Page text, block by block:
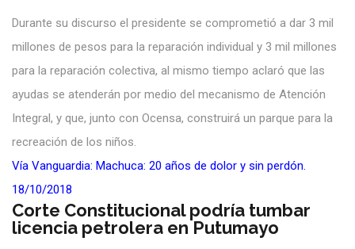
Durante su discurso el presidente se comprometió a dar 3 mil
millones de pesos para la reparación individual y 3 mil millones
para la reparación colectiva, al mismo tiempo aclaró que las
ayudas se atenderán por medio del mecanismo de Atención
Integral, y que, junto con Ocensa, construirá un parque para la
recreación de los niños.
Vía Vanguardia: Machuca: 20 años de dolor y sin perdón.
18/10/2018
Corte Constitucional podría tumbar
licencia petrolera en Putumayo